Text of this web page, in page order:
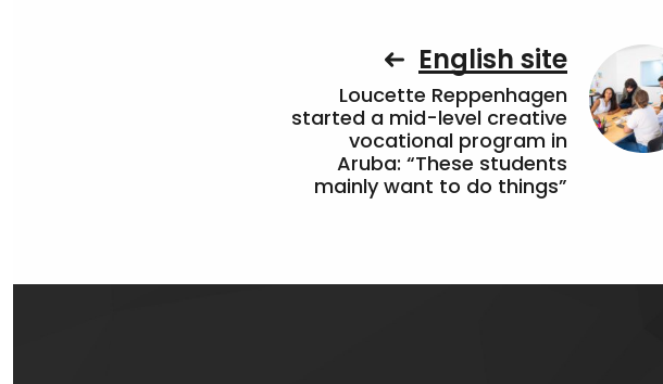
English site
Loucette Reppenhagen
started a mid-level creative
vocational program in
Aruba: “These students
mainly want to do things”